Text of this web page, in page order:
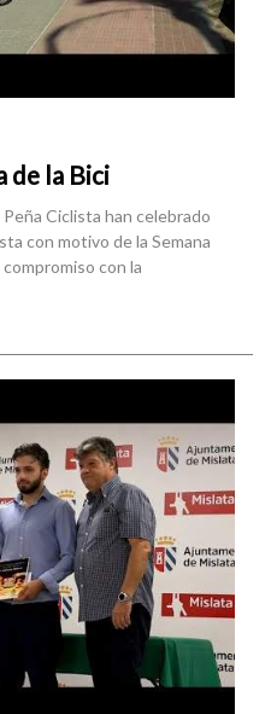
de la Bici
Ciclista han celebrado
con motivo de la Semana
con la